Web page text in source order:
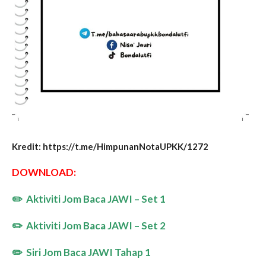
Kredit: https://t.me/HimpunanNotaUPKK/1272
DOWNLOAD:
✏️ Aktiviti Jom Baca JAWI – Set 1
✏️ Aktiviti Jom Baca JAWI – Set 2
✏️ Siri Jom Baca JAWI Tahap 1